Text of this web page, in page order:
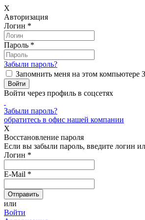
X
Авторизация
Логин *
Пароль *
Забыли пароль?
Запомнить меня на этом компьютере
Войти через профиль в соцсетях
Забыли пароль?
обратитесь в офис нашей компании
X
Восстановление пароля
Если вы забыли пароль, введите логин
Логин *
E-Mail *
или
Войти